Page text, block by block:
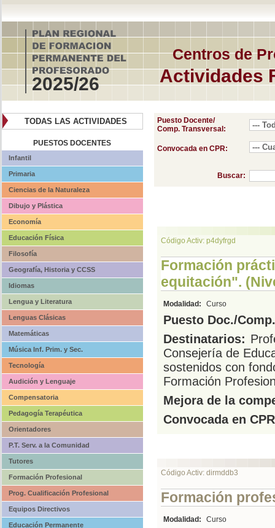
Centros de
Actividades
2025/26
TODAS LAS ACTIVIDADES
PUESTOS DOCENTES
Infantil
Primaria
Ciencias de la Naturaleza
Dibujo y Plástica
Economía
Educación Física
Filosofía
Geografía, Historia y CCSS
Idiomas
Lengua y Literatura
Lenguas Clásicas
Matemáticas
Música Inf. Prim. y Sec.
Tecnología
Audición y Lenguaje
Compensatoria
Pedagogía Terapéutica
Orientadores
P.T. Serv. a la Comunidad
Tutores
Formación Profesional
Prog. Cualificación Profesional
Equipos Directivos
Educación Permanente
Puesto Docente/
Comp. Transversal:
Convocada en CPR:
Buscar:
Código Activ: p4dyfrgd
Formación
equitación".
Modalidad: Curso
Puesto Doc./
Destinatarios:
Consejería de
sostenidos con
Formación
Mejora de la
Convocada en
Código Activ: dirmddb3
Formación
Modalidad: Curso